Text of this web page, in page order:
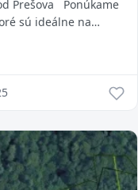
Prešova Ponúkame
sú ideálne na